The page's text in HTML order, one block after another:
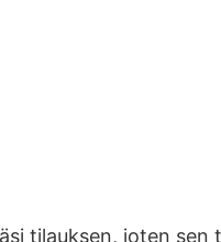
tilauksen, joten